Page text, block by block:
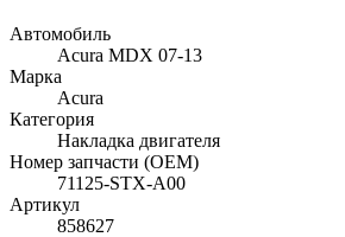
Автомобиль
Acura MDX 07-13
Марка
Acura
Категория
Накладка двигателя
Номер запчасти (OEM)
71125-STX-A00
Артикул
858627